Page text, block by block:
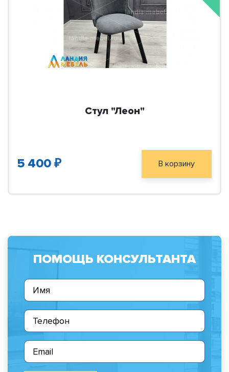
Стул "Леон"
5 400 ₽ В корзину
ПОМОЩЬ КОНСУЛЬТАНТА